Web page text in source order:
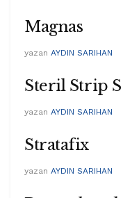
Magnas
yazan AYDIN SARIHAN
Steril Strip S
yazan AYDIN SARIHAN
Stratafix
yazan AYDIN SARIHAN